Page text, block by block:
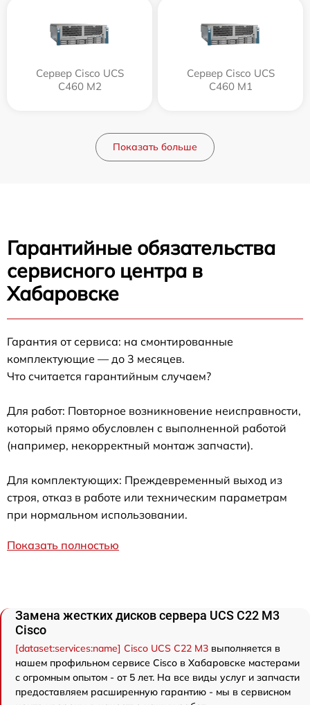
Сервер Cisco UCS
C460 M2
Сервер Cisco UCS
C460 M1
Показать больше
Гарантийные обязательства
сервисного центра в
Хабаровске
Гарантия от сервиса: на смонтированные
комплектующие — до 3 месяцев.
Что считается гарантийным случаем?
Для работ: Повторное возникновение неисправности,
который прямо обусловлен с выполненной работой
(например, некорректный монтаж запчасти).
Для комплектующих: Преждевременный выход из
строя, отказ в работе или техническим параметрам
при нормальном использовании.
Показать полностью
Замена жестких дисков сервера UCS C22 M3
Cisco
[dataset:services:name] Cisco UCS C22 M3 выполняется в
нашем профильном сервисе Cisco в Хабаровске мастерами
с огромным опытом - от 5 лет. На все виды услуг и запчасти
предоставляем расширенную гарантию - мы в сервисном